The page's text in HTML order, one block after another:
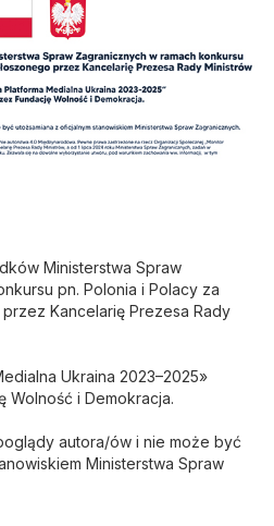
Ministerstwa Spraw
pn. Polonia i Polacy za
Kancelarię Prezesa Rady
Ukraina 2023–2025»
Wolność i Demokracja.
autora/ów i nie może być
Ministerstwa Spraw